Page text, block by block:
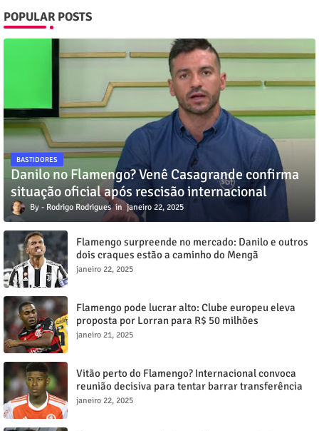
POPULAR POSTS
BASTIDORES
Danilo no Flamengo? Venê Casagrande confirma
situação oficial após rescisão internacional
Rodrigo Rodrigues janeiro 22, 2025
Flamengo surpreende no mercado: Danilo e outros
dois craques estão a caminho do Mengã
janeiro 22, 2025
Flamengo pode lucrar alto: Clube europeu eleva
proposta por Lorran para R$ 50 milhões
janeiro 21, 2025
Vitão perto do Flamengo? Internacional convoca
reunião decisiva para tentar barrar transferência
milionária
janeiro 22, 2025